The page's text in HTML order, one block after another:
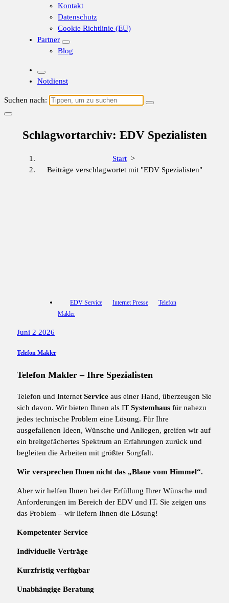
Kontakt
Datenschutz
Cookie Richtlinie (EU)
Partner
Blog
Notdienst
Suchen nach:
Schlagwortarchiv: EDV Spezialisten
Start >
Beiträge verschlagwortet mit "EDV Spezialisten"
EDV Service Internet Presse
Telefon
Makler
Juni 2 2026
Telefon Makler
Telefon Makler – Ihre Spezialisten
Telefon und Internet Service aus einer Hand, überzeugen Sie
sich davon. Wir bieten Ihnen als IT Systemhaus für nahezu
jedes technische Problem eine Lösung. Für Ihre
ausgefallenen Ideen, Wünsche und Anliegen, greifen wir auf
ein breitgefächertes Spektrum an Erfahrungen zurück und
begleiten die Arbeiten mit größter Sorgfalt.
Wir versprechen Ihnen nicht das „Blaue vom Himmel“.
Aber wir helfen Ihnen bei der Erfüllung Ihrer Wünsche und
Anforderungen im Bereich der EDV und IT. Sie zeigen uns
das Problem – wir liefern Ihnen die Lösung!
Kompetenter Service
Individuelle Verträge
Kurzfristig verfügbar
Unabhängige Beratung